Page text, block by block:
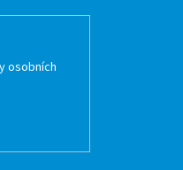
osobních